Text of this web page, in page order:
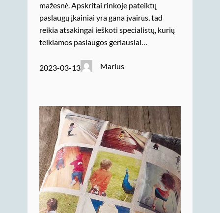
mažesnė. Apskritai rinkoje pateiktų
paslaugų įkainiai yra gana įvairūs, tad
reikia atsakingai ieškoti specialistų, kurių
teikiamos paslaugos geriausiai…
2023-03-13 Marius